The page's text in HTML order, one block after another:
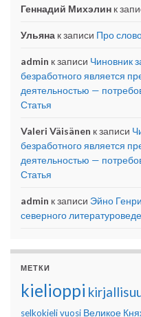
Геннадий Михэлин к
Ульяна к записи Про
admin к записи Чиновник
безработного является
деятельностью —
Статья
Valeri Väisänen к записи
безработного является
деятельностью —
Статья
admin к записи Эйно
северного
МЕТКИ
kielioppi
selkokielivuosi Великое